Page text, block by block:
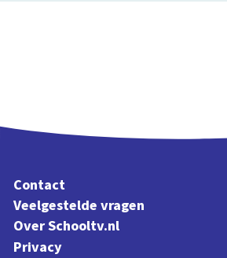
Contact
Veelgestelde vragen
Over Schooltv.nl
Privacy